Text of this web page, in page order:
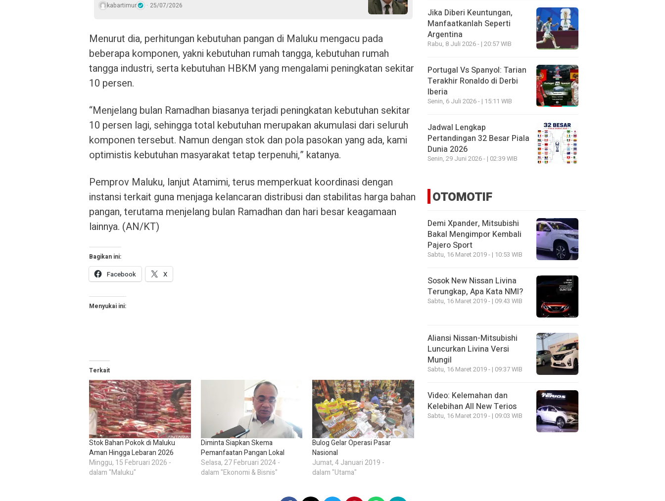
kabartimur 25/07/2026
Menurut dia, perhitungan kebutuhan pangan di Maluku mengacu pada
beberapa komponen, yakni kebutuhan rumah tangga, kebutuhan rumah
tangga industri, serta kebutuhan HBKM yang mengalami peningkatan sekitar
10 persen.
“Menjelang bulan Ramadhan biasanya terjadi peningkatan kebutuhan sekitar
10 persen lagi, sehingga total kebutuhan merupakan akumulasi dari seluruh
komponen tersebut. Namun dengan stok dan pola pasokan yang ada, kami
optimistis kebutuhan masyarakat tetap terpenuhi,” katanya.
Pemprov Maluku, lanjut Atamimi, terus memperkuat koordinasi dengan
instansi terkait guna menjaga kelancaran distribusi dan stabilitas harga bahan
pangan, terutama menjelang bulan Ramadhan dan hari besar keagamaan
lainnya. (AN/KT)
Bagikan ini:
Facebook X
Menyukai ini:
Terkait
Stok Bahan Pokok di Maluku
Aman Hingga Lebaran 2026
Minggu, 15 Februari 2026 -
dalam "Maluku"
Diminta Siapkan Skema
Pemanfaatan Pangan Lokal
Selasa, 27 Februari 2024 -
dalam "Ekonomi & Bisnis"
Bulog Gelar Operasi Pasar
Nasional
Jumat, 4 Januari 2019 -
dalam "Utama"
Jika Diberi Keuntungan,
Manfaatkanlah Seperti
Argentina
Rabu, 8 Juli 2026 - | 20:57 WIB
Portugal Vs Spanyol: Tarian
Terakhir Ronaldo di Derbi
Iberia
Senin, 6 Juli 2026 - | 15:11 WIB
Jadwal Lengkap
Pertandingan 32 Besar Piala
Dunia 2026
Senin, 29 Juni 2026 - | 02:39 WIB
OTOMOTIF
Demi Xpander, Mitsubishi
Bakal Mengimpor Kembali
Pajero Sport
Sabtu, 16 Maret 2019 - | 10:53 WIB
Sosok New Nissan Livina
Terungkap, Apa Kata NMI?
Sabtu, 16 Maret 2019 - | 09:43 WIB
Aliansi Nissan-Mitsubishi
Luncurkan Livina Versi
Mungil
Sabtu, 16 Maret 2019 - | 09:37 WIB
Video: Kelemahan dan
Kelebihan All New Terios
Sabtu, 16 Maret 2019 - | 09:03 WIB